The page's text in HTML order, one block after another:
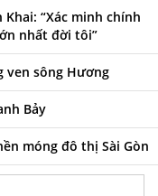
“Xác minh chính
nhất đời tôi”
ven sông Hương
Bảy
móng đô thị Sài Gòn